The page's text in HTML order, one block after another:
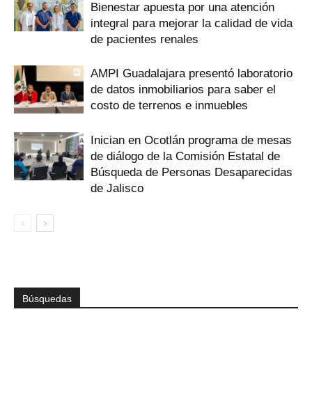
Bienestar apuesta por una atención
integral para mejorar la calidad de vida
de pacientes renales
AMPI Guadalajara presentó laboratorio
de datos inmobiliarios para saber el
costo de terrenos e inmuebles
Inician en Ocotlán programa de mesas
de diálogo de la Comisión Estatal de
Búsqueda de Personas Desaparecidas
de Jalisco
Búsquedas